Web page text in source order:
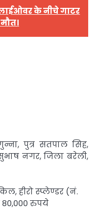
के नीचे गाटर
पुत्र सतपाल सिह,
नगर, जिला बरेली,
हीरो स्प्लेण्डर (नं.
80,000 रुपये